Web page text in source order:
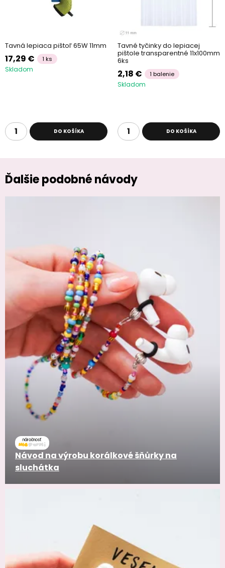
Tavná lepiaca pištoľ 65W 11mm
17,29 € 1 ks
Skladom
DO KOŠÍKA
Tavné tyčinky do lepiacej
pištole transparentné 11x100mm
6ks
2,18 € 1 balenie
Skladom
DO KOŠÍKA
Ďalšie podobné návody
náročnosť
Návod na výrobu korálkové šňůrky na
sluchátka